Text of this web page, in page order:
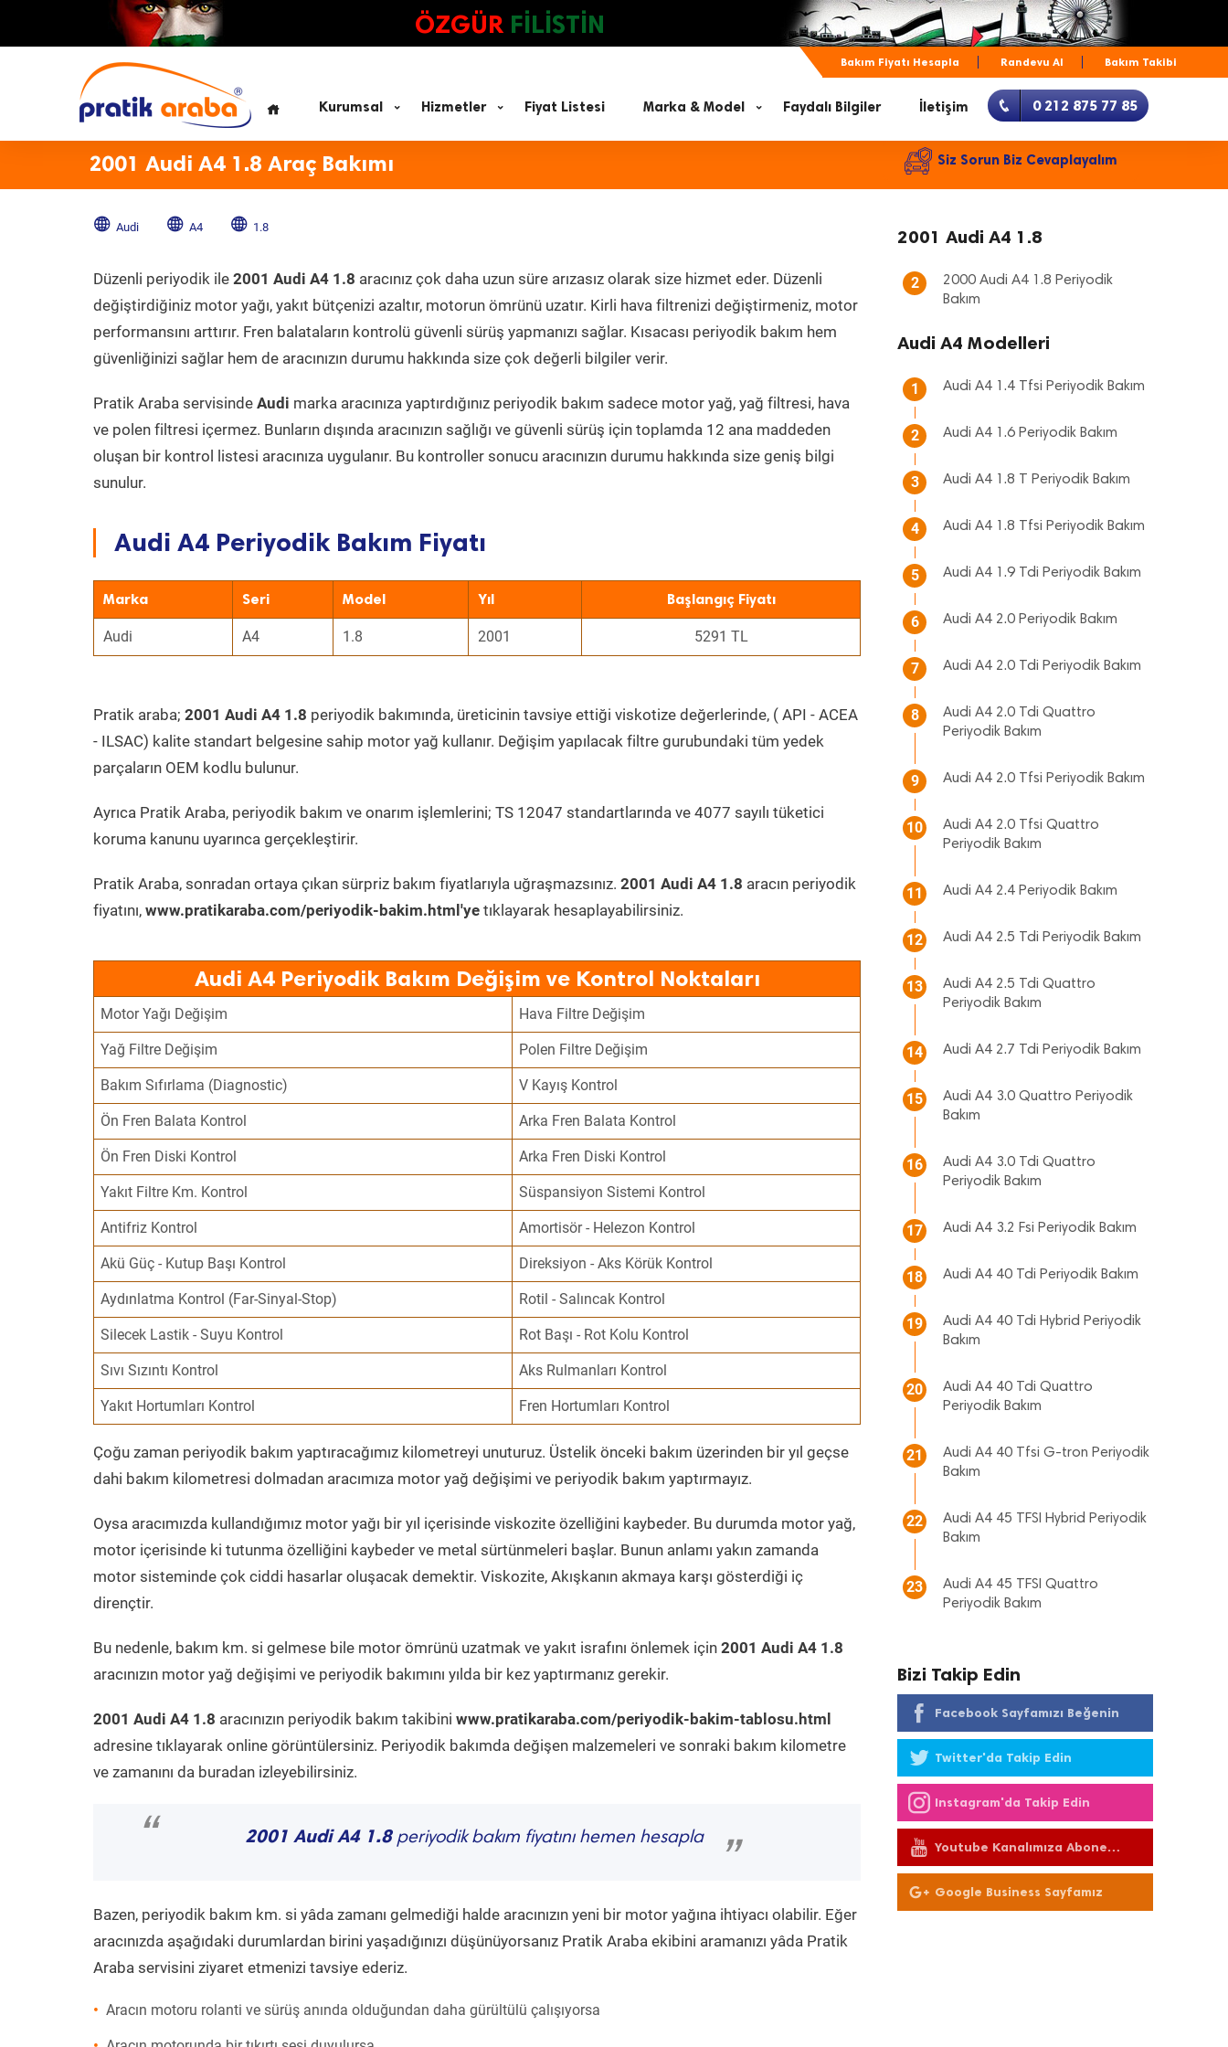
ÖZGÜR FİLİSTİN
Bakım Fiyatı Hesapla Randevu Al Bakım Takibi
Kurumsal Hizmetler Fiyat Listesi Marka & Model Faydalı Bilgiler İletişim 0 212 875 77 85
2001 Audi A4 1.8 Araç Bakımı Siz Sorun Biz Cevaplayalım
Audi A4 1.8
Düzenli periyodik ile 2001 Audi A4 1.8 aracınız çok daha uzun süre arızasız olarak size hizmet eder. Düzenli
değiştirdiğiniz motor yağı, yakıt bütçenizi azaltır, motorun ömrünü uzatır. Kirli hava filtrenizi değiştirmeniz, motor
performansını arttırır. Fren balataların kontrolü güvenli sürüş yapmanızı sağlar. Kısacası periyodik bakım hem
güvenliğinizi sağlar hem de aracınızın durumu hakkında size çok değerli bilgiler verir.
Pratik Araba servisinde Audi marka aracınıza yaptırdığınız periyodik bakım sadece motor yağ, yağ filtresi, hava
ve polen filtresi içermez. Bunların dışında aracınızın sağlığı ve güvenli sürüş için toplamda 12 ana maddeden
oluşan bir kontrol listesi aracınıza uygulanır. Bu kontroller sonucu aracınızın durumu hakkında size geniş bilgi
sunulur.
Audi A4 Periyodik Bakım Fiyatı
Marka Seri Model Yıl Başlangıç Fiyatı
Audi A4 1.8 2001 5291 TL
Pratik araba; 2001 Audi A4 1.8 periyodik bakımında, üreticinin tavsiye ettiği viskotize değerlerinde, ( API - ACEA
- ILSAC) kalite standart belgesine sahip motor yağ kullanır. Değişim yapılacak filtre gurubundaki tüm yedek
parçaların OEM kodlu bulunur.
Ayrıca Pratik Araba, periyodik bakım ve onarım işlemlerini; TS 12047 standartlarında ve 4077 sayılı tüketici
koruma kanunu uyarınca gerçekleştirir.
Pratik Araba, sonradan ortaya çıkan sürpriz bakım fiyatlarıyla uğraşmazsınız. 2001 Audi A4 1.8 aracın periyodik
fiyatını, www.pratikaraba.com/periyodik-bakim.html'ye tıklayarak hesaplayabilirsiniz.
Audi A4 Periyodik Bakım Değişim ve Kontrol Noktaları
Motor Yağı Değişim Hava Filtre Değişim
Yağ Filtre Değişim Polen Filtre Değişim
Bakım Sıfırlama (Diagnostic) V Kayış Kontrol
Ön Fren Balata Kontrol Arka Fren Balata Kontrol
Ön Fren Diski Kontrol Arka Fren Diski Kontrol
Yakıt Filtre Km. Kontrol Süspansiyon Sistemi Kontrol
Antifriz Kontrol Amortisör - Helezon Kontrol
Akü Güç - Kutup Başı Kontrol Direksiyon - Aks Körük Kontrol
Aydınlatma Kontrol (Far-Sinyal-Stop) Rotil - Salıncak Kontrol
Silecek Lastik - Suyu Kontrol Rot Başı - Rot Kolu Kontrol
Sıvı Sızıntı Kontrol Aks Rulmanları Kontrol
Yakıt Hortumları Kontrol Fren Hortumları Kontrol
Çoğu zaman periyodik bakım yaptıracağımız kilometreyi unuturuz. Üstelik önceki bakım üzerinden bir yıl geçse
dahi bakım kilometresi dolmadan aracımıza motor yağ değişimi ve periyodik bakım yaptırmayız.
Oysa aracımızda kullandığımız motor yağı bir yıl içerisinde viskozite özelliğini kaybeder. Bu durumda motor yağ,
motor içerisinde ki tutunma özelliğini kaybeder ve metal sürtünmeleri başlar. Bunun anlamı yakın zamanda
motor sisteminde çok ciddi hasarlar oluşacak demektir. Viskozite, Akışkanın akmaya karşı gösterdiği iç
dirençtir.
Bu nedenle, bakım km. si gelmese bile motor ömrünü uzatmak ve yakıt israfını önlemek için 2001 Audi A4 1.8
aracınızın motor yağ değişimi ve periyodik bakımını yılda bir kez yaptırmanız gerekir.
2001 Audi A4 1.8 aracınızın periyodik bakım takibini www.pratikaraba.com/periyodik-bakim-tablosu.html
adresine tıklayarak online görüntülersiniz. Periyodik bakımda değişen malzemeleri ve sonraki bakım kilometre
ve zamanını da buradan izleyebilirsiniz.
“ 2001 Audi A4 1.8periyodik bakım fiyatını hemen hesapla
”
Bazen, periyodik bakım km. si yâda zamanı gelmediği halde aracınızın yeni bir motor yağına ihtiyacı olabilir. Eğer
aracınızda aşağıdaki durumlardan birini yaşadığınızı düşünüyorsanız Pratik Araba ekibini aramanızı yâda Pratik
Araba servisini ziyaret etmenizi tavsiye ederiz.
Aracın motoru rolanti ve sürüş anında olduğundan daha gürültülü çalışıyorsa
2001 Audi A4 1.8
2
2000 Audi A4 1.8 Periyodik
Bakım
Audi A4 Modelleri
1 Audi A4 1.4 Tfsi Periyodik Bakım
2 Audi A4 1.6 Periyodik Bakım
3 Audi A4 1.8 T Periyodik Bakım
4 Audi A4 1.8 Tfsi Periyodik Bakım
5 Audi A4 1.9 Tdi Periyodik Bakım
6 Audi A4 2.0 Periyodik Bakım
7 Audi A4 2.0 Tdi Periyodik Bakım
8
Audi A4 2.0 Tdi Quattro
Periyodik Bakım
9 Audi A4 2.0 Tfsi Periyodik Bakım
10
Audi A4 2.0 Tfsi Quattro
Periyodik Bakım
11 Audi A4 2.4 Periyodik Bakım
12 Audi A4 2.5 Tdi Periyodik Bakım
13
Audi A4 2.5 Tdi Quattro
Periyodik Bakım
14 Audi A4 2.7 Tdi Periyodik Bakım
15
Audi A4 3.0 Quattro Periyodik
Bakım
16
Audi A4 3.0 Tdi Quattro
Periyodik Bakım
17 Audi A4 3.2 Fsi Periyodik Bakım
18 Audi A4 40 Tdi Periyodik Bakım
19
Audi A4 40 Tdi Hybrid Periyodik
Bakım
20
Audi A4 40 Tdi Quattro
Periyodik Bakım
21
Audi A4 40 Tfsi G-tron Periyodik
Bakım
22
Audi A4 45 TFSI Hybrid Periyodik
Bakım
23
Audi A4 45 TFSI Quattro
Periyodik Bakım
Bizi Takip Edin
Facebook Sayfamızı Beğenin
Twitter'da Takip Edin
Instagram'da Takip Edin
Youtube Kanalımıza Abone
Olun
Google Business Sayfamız